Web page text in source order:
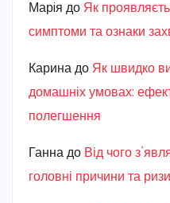
Марiя до Як
симптоми та ознаки
Карина до Як швидко
домашніх умовах:
полегшення
Ганна до Від чого
головні причини та